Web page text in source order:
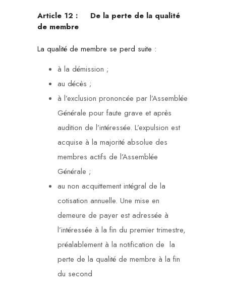
Article 12 :
De la perte de la qualité
de membre
La qualité de membre se perd suite :
à la démission ;
au décès ;
à l’exclusion prononcée par l’Assemblée
Générale pour faute grave et après
audition de l’intéressée. L’expulsion est
acquise à la majorité absolue des
membres actifs de l’Assemblée
Générale ;
au non acquittement intégral de la
cotisation annuelle. Une mise en
demeure de payer est adressée à
l’intéressée à la fin du premier trimestre,
préalablement à la notification de la
perte de la qualité de membre à la fin
du second